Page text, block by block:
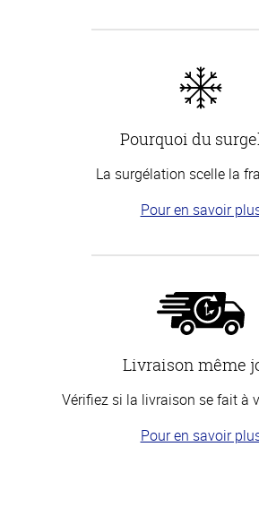
Pourquoi du
La surgélation scelle la
Pour en savoir
Livraison même
Vérifiez si la livraison se fait à
Pour en savoir